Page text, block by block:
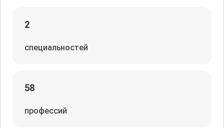
2
специальностей
58
профессий